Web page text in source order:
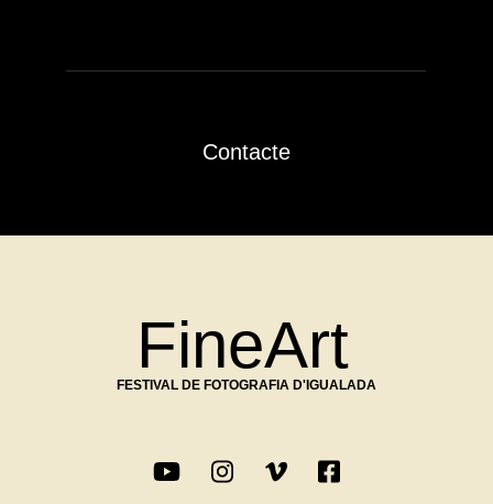
Contacte
FineArt
FESTIVAL DE FOTOGRAFIA D'IGUALADA